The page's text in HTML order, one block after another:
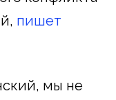
пишет
мы не